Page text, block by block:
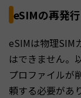
eSIMの再発
eSIMは物理SIM
はできません。
プロファイルが
頼する必要があ